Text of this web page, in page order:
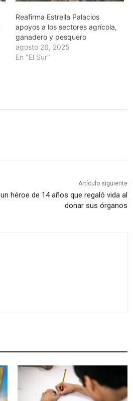
Reafirma Estrella Palacios
apoyos a los sectores agrícola,
ganadero y pesquero
agosto 26, 2025
En "El Sur"
Artículo siguiente
héroe de 14 años que regaló vida al
donar sus órganos